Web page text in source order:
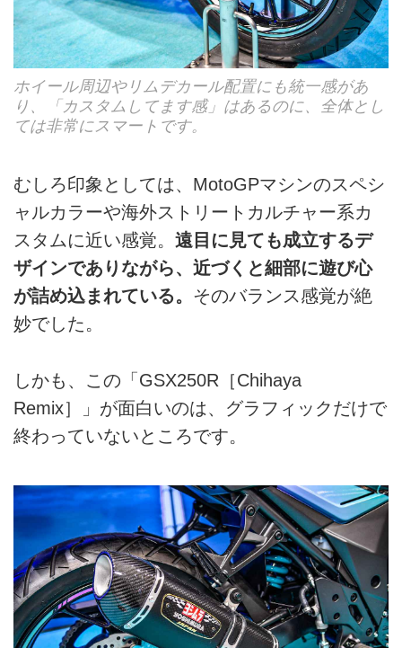
ホイール周辺やリムデカール配置にも統一感があ
り、「カスタムしてます感」はあるのに、全体とし
ては非常にスマートです。
むしろ印象としては、MotoGPマシンのスペシ
ャルカラーや海外ストリートカルチャー系カ
スタムに近い感覚。 遠目に見ても成立するデ
ザインでありながら、近づくと細部に遊び心
が詰め込まれている。 そのバランス感覚が絶
妙でした。
しかも、この「GSX250R［Chihaya
Remix］」が面白いのは、グラフィックだけで
終わっていないところです。